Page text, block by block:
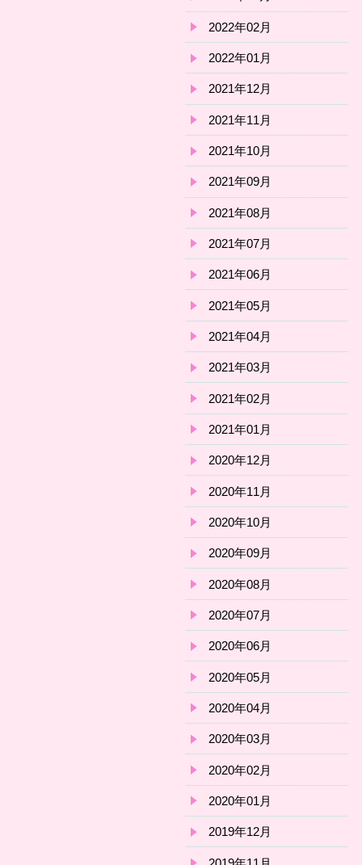
2022年02月
2022年01月
2021年12月
2021年11月
2021年10月
2021年09月
2021年08月
2021年07月
2021年06月
2021年05月
2021年04月
2021年03月
2021年02月
2021年01月
2020年12月
2020年11月
2020年10月
2020年09月
2020年08月
2020年07月
2020年06月
2020年05月
2020年04月
2020年03月
2020年02月
2020年01月
2019年12月